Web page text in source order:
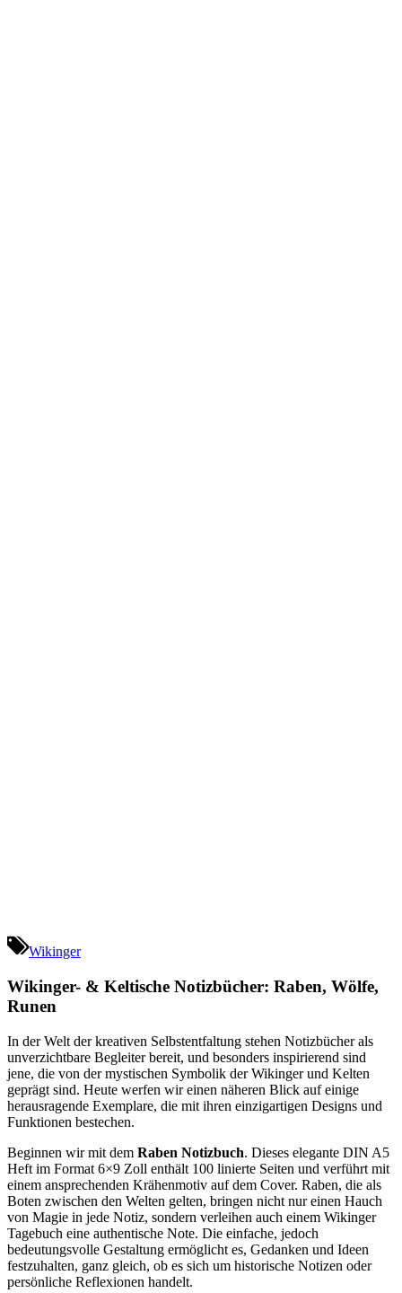
Wikinger
Wikinger- & Keltische Notizbücher: Raben, Wölfe,
Runen
In der Welt der kreativen Selbstentfaltung stehen Notizbücher als
unverzichtbare Begleiter bereit, und besonders inspirierend sind
jene, die von der mystischen Symbolik der Wikinger und Kelten
geprägt sind. Heute werfen wir einen näheren Blick auf einige
herausragende Exemplare, die mit ihren einzigartigen Designs und
Funktionen bestechen.
Beginnen wir mit dem Raben Notizbuch. Dieses elegante DIN A5
Heft im Format 6×9 Zoll enthält 100 linierte Seiten und verführt mit
einem ansprechenden Krähenmotiv auf dem Cover. Raben, die als
Boten zwischen den Welten gelten, bringen nicht nur einen Hauch
von Magie in jede Notiz, sondern verleihen auch einem Wikinger
Tagebuch eine authentische Note. Die einfache, jedoch
bedeutungsvolle Gestaltung ermöglicht es, Gedanken und Ideen
festzuhalten, ganz gleich, ob es sich um historische Notizen oder
persönliche Reflexionen handelt.